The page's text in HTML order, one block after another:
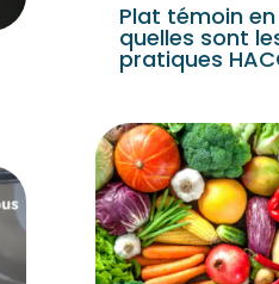
Plat témoin
quelles sont
pratiques